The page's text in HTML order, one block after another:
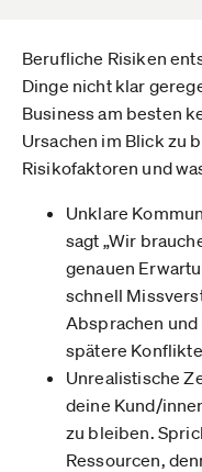
Berufliche Risiken
Dinge nicht klar
Business am besten
Ursachen im Blick zu
Risikofaktoren und
Unklare
sagt „Wir
genauen
schnell
Absprachen
spätere
Unrealistische
deine Kund/
zu bleiben.
Ressourcen,